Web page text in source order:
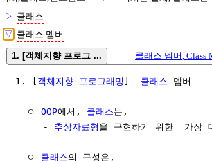
▷ 클래스
▽ 클래스 멤버
1. [객체지향 프로그 ... 클래스 멤버, Class
1. [ 객체지향 프로그래밍 ] 클래스 멤버
  ㅇ
OOP에서, 클래스는,
     -
추상자료형 을 구현하기 위한  가장
  ㅇ
클래스의 구성은,